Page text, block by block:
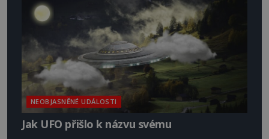
NEOBJASNĚNÉ UDÁLOSTI
Jak UFO přišlo k názvu svému